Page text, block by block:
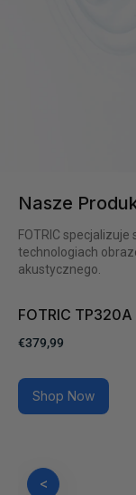
Nasze
FOTRIC
technologiach
akustycznego.
FOTRIC
€379,99
Shop Now
<